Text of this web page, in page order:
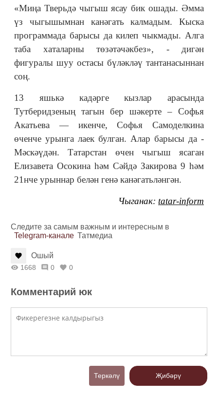
«Миңа Тверьдә чыгыш ясау бик ошады. Әмма
үз чыгышымнан канәгать калмадым. Кыска
программада барысы да килеп чыкмады. Алга
таба хаталарны төзәтәчәкбез», - дигән
фигуралы шуу остасы бүләкләү тантанасыннан
соң.
13 яшькә кадәрге кызлар арасында
Тутберидзеның тагын бер шәкерте – Софья
Акатьева — икенче, Софья Самоделкина
өченче урынга лаек булган. Алар барысы да -
Мәскәүдән. Татарстан өчен чыгыш ясаган
Елизавета Осокина һәм Сәйдә Закирова 9 һәм
21нче урыннар белән генә канәгатьләнгән.
Чыганак: tatar-inform
Следите за самым важным и интересным в
Telegram-канале Татмедиа
Ошый
1668 0 0
Комментарий юк
Теркәлү Җибәрү